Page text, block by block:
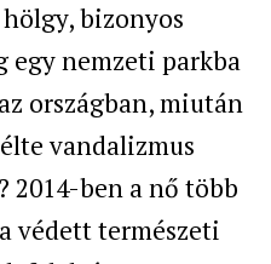
bizonyos
egy nemzeti parkba
országban, miután
vandalizmus
2014-ben a nő több
védett természeti